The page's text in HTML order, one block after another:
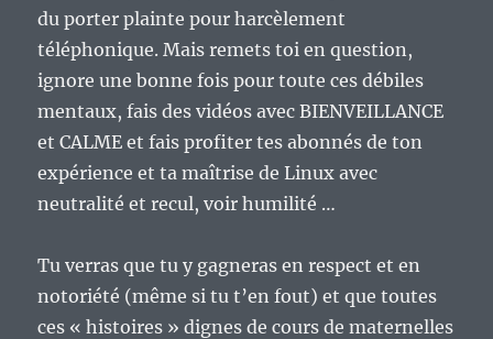
du porter plainte pour harcèlement
téléphonique. Mais remets toi en question,
ignore une bonne fois pour toute ces débiles
mentaux, fais des vidéos avec BIENVEILLANCE
et CALME et fais profiter tes abonnés de ton
expérience et ta maîtrise de Linux avec
neutralité et recul, voir humilité …
Tu verras que tu y gagneras en respect et en
notoriété (même si tu t’en fout) et que toutes
ces « histoires » dignes de cours de maternelles